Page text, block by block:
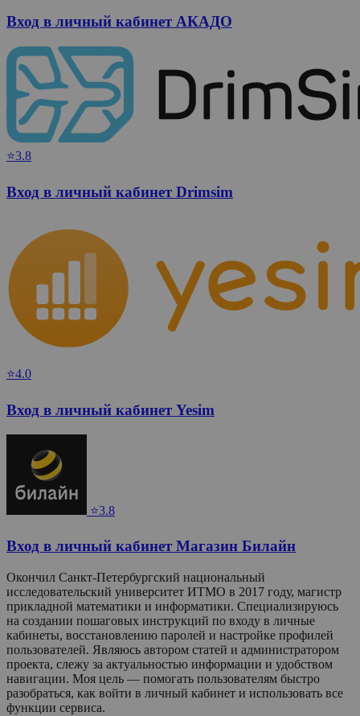
Вход в личный кабинет АКАДО
⭐3.8
Вход в личный кабинет Drimsim
⭐4.0
Вход в личный кабинет Yesim
⭐3.8
Вход в личный кабинет Магазин Билайн
Окончил Санкт-Петербургский национальный
исследовательский университет ИТМО в 2017 году, магистр
прикладной математики и информатики. Специализируюсь
на создании пошаговых инструкций по входу в личные
кабинеты, восстановлению паролей и настройке профилей
пользователей. Являюсь автором статей и администратором
проекта, слежу за актуальностью информации и удобством
навигации. Моя цель — помогать пользователям быстро
разобраться, как войти в личный кабинет и использовать все
функции сервиса.